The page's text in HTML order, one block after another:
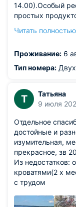
14.00).Особый
простых
чисто.Очень
чудесные.
Из недостатков:
влагу в комнату.
отсутствует
душно в номере
Читать полностью
Проживание: 6
Тип номера:
Т
Татьяна
9 июля
Отдельное
достойные и
изумительная,
прекрасное, зв
Из недостатков:
кроватями(2 х
с трудом